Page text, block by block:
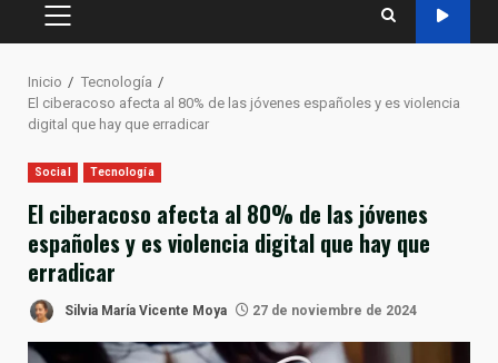
MENÚ
Inicio
Tecnología
El ciberacoso afecta al 80% de las jóvenes españoles y es violencia
digital que hay que erradicar
Social Tecnología
El ciberacoso afecta al 80% de las jóvenes
españoles y es violencia digital que hay que
erradicar
Silvia María Vicente Moya 27 de noviembre de 2024